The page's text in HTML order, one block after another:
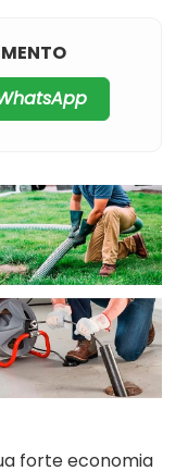
forte economia